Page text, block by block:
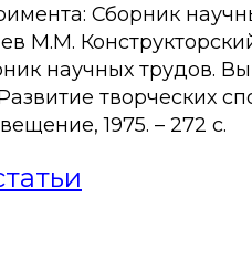
Сборник
М.М.
научных трудов.
творческих
1975. – 272 с.